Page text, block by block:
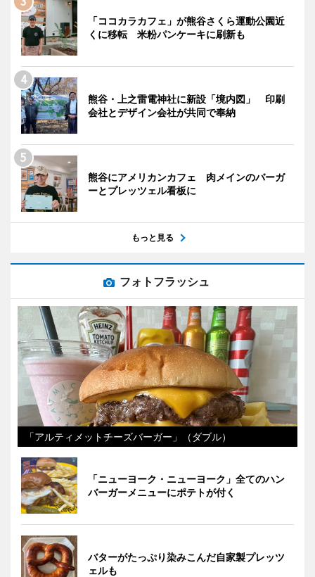
「ココカラカフェ」が熊谷さくら運動公園近
くに移転 米粉パンケーキに刷新も
熊谷・上之雷電神社に新設「境内図」 印刷
会社とデザイン会社が共同で奉納
熊谷にアメリカンカフェ 肉メインのバーガ
ーとプレッツェル看板に
もっと見る
フォトフラッシュ
「アルティメットチーズバーガー」（ダブル）
「ニューヨーク・ニューヨーク」全てのハン
バーガーメニューにポテトが付く
バターがたっぷり染みこんだ自家製プレッツ
ェルも